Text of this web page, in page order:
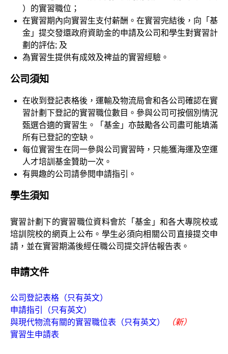
）的實習職位；
在實習期內向實習生支付薪酬。在實習完結後，向「基
金」提交發還政府資助金的申請及公司和學生對實習計
劃的評估; 及
為實習生提供有成效及裨益的實習經驗。
公司須知
在收到登記表格後，運輸及物流局會和各公司確認在實
習計劃下登記的實習職位數目。參與公司可按個別情況
甄選合適的實習生。「基金」亦鼓勵各公司盡可能填滿
所有已登記的空缺。
每位實習生在同一參與公司實習時，只能獲海運及空運
人才培訓基金贊助一次。
有興趣的公司請參閱申請指引。
學生須知
實習計劃下的實習職位資料會於「基金」和各大專院校或
培訓院校的網頁上公布。學生必須向相關公司直接提交申
請，並在實習期滿後經任職公司提交評估報告表。
申請文件
公司登記表格（只有英文）
申請指引（只有英文）
與現代物流有關的實習職位表（只有英文）
（新）
實習生申請表